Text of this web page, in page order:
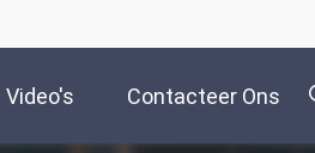
Video's Contacteer Ons